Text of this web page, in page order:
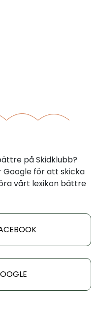
på Skidklubb?
Google för att skicka
vårt lexikon bättre